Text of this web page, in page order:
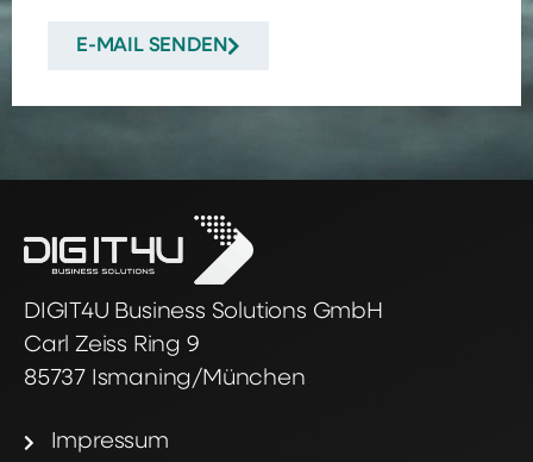
E-MAIL SENDEN
DIGIT4U Business Solutions GmbH
Carl Zeiss Ring 9
85737 Ismaning/München
Impressum